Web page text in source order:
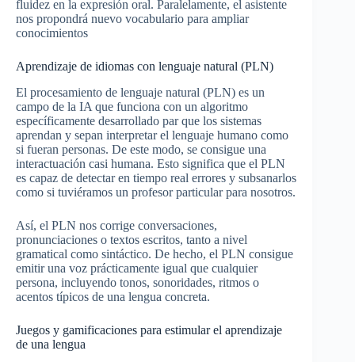
fluidez en la expresión oral. Paralelamente, el asistente
nos propondrá nuevo vocabulario para ampliar
conocimientos
Aprendizaje de idiomas con lenguaje natural (PLN)
El procesamiento de lenguaje natural (PLN) es un
campo de la IA que funciona con un algoritmo
específicamente desarrollado par que los sistemas
aprendan y sepan interpretar el lenguaje humano como
si fueran personas. De este modo, se consigue una
interactuación casi humana. Esto significa que el PLN
es capaz de detectar en tiempo real errores y subsanarlos
como si tuviéramos un profesor particular para nosotros.
Así, el PLN nos corrige conversaciones,
pronunciaciones o textos escritos, tanto a nivel
gramatical como sintáctico. De hecho, el PLN consigue
emitir una voz prácticamente igual que cualquier
persona, incluyendo tonos, sonoridades, ritmos o
acentos típicos de una lengua concreta.
Juegos y gamificaciones para estimular el aprendizaje
de una lengua